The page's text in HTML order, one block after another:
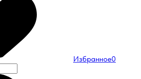
Избранное0